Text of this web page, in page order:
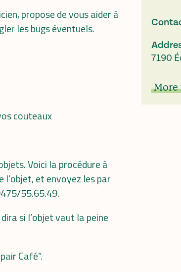
propose de vous aider à
les bugs éventuels.
couteaux
Voici la procédure à
et envoyez les par
55.65.49.
si l’objet vaut la peine
Café”.
7190
More